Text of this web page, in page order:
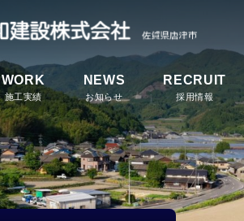
WORK
施工実績
NEWS
お知らせ
RECRUIT
採用情報